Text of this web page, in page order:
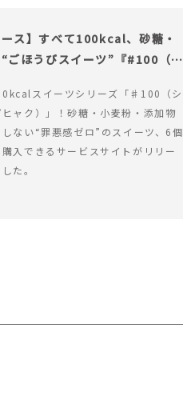
ス】すべて100kcal、砂糖・
ごほうびスイーツ”『#100（シ
スイーツシリーズ「♯100（シ
ヒャク）」！砂糖・小麦粉・添加物
しない“罪悪感ゼロ”のスイーツ、6個
入できるサービスサイトがリリー
た。